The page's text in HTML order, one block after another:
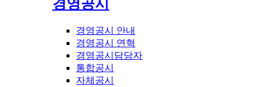
경영공시
경영공시 안내
경영공시 연혁
경영공시담당자
통합공시
자체공시